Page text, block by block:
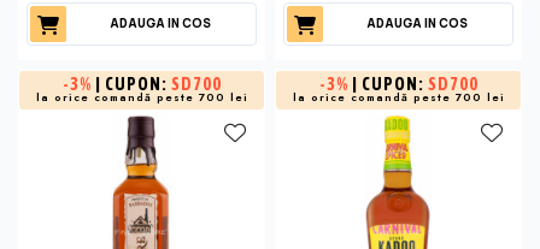
ADAUGA IN COS ADAUGA IN COS
-3% | CUPON: SD700
la orice comandă peste 700 lei
-3% | CUPON: SD700
la orice comandă peste 700 lei